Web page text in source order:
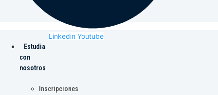
Linkedin Youtube
Estudia
con
nosotros
Inscripciones